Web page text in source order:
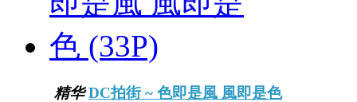
精华 DC拍街 ~ 色即是風 風即是色